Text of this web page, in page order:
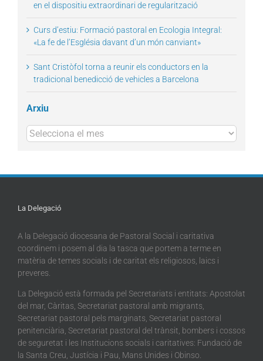
en el dispositiu extraordinari de regularització
Curs d’estiu: Formació pastoral en Ecologia Integral:
«La fe de l’Església davant d’un món canviant»
Sant Cristòfol torna a reunir els conductors en la
tradicional benedicció de vehicles a Barcelona
Arxiu
Arxius
La Delegació
A la Delegació diocesana de Pastoral Social i caritativa
coordinem i posem al dia la tasca que portem a terme en
matèria de temes socials i de caritat els religiosos, laics i
preveres.
La Delegació està formada pel Secretariats i entitats: Apostolat
del mar, Càritas, Secretariat pastoral amb migrants,
Secretariat pastoral pels marginats, Secretariat pastoral
penitenciària, Secretariat pastoral del trànsit, bombers i cossos
de seguretat i les Institucions socials i caritatives: Fundació de
la Santa Creu, Justícia i Pau, Mans Unides i Obinso.